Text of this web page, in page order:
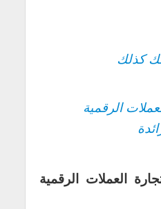
كذلك
الرقمية
العملات الرقمية